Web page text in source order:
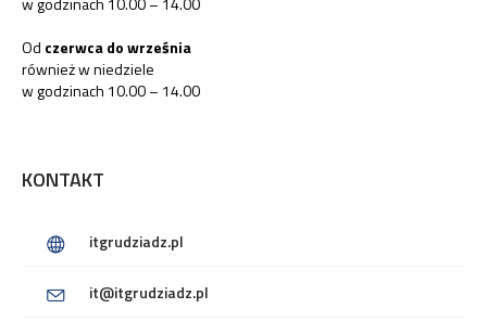
Od czerwca do września
również w niedziele
w godzinach 10.00 – 14.00
KONTAKT
itgrudziadz.pl
it@itgrudziadz.pl